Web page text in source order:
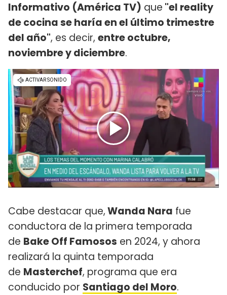
Informativo (América TV) que "el reality
de cocina se haría en el último trimestre
del año", es decir, entre octubre,
noviembre y diciembre.
Cabe destacar que,Wanda Nara fue
conductora de la primera temporada
de Bake Off Famosos en 2024, y ahora
realizará la quinta temporada
de Masterchef, programa que era
conducido por Santiago del Moro.